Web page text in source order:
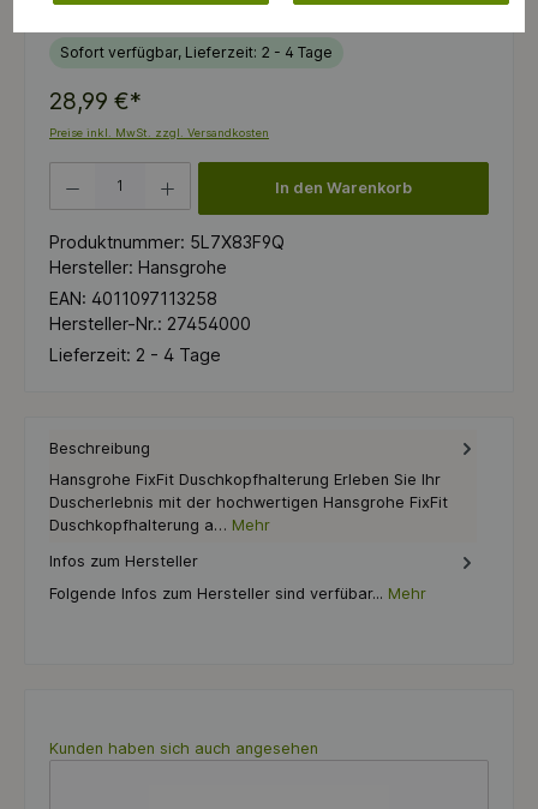
Sofort verfügbar, Lieferzeit: 2 - 4 Tage
28,99 €*
Preise inkl. MwSt. zzgl. Versandkosten
In den Warenkorb
Produktnummer: 5L7X83F9Q
Hersteller: Hansgrohe
EAN: 4011097113258
Hersteller-Nr.: 27454000
Lieferzeit: 2 - 4 Tage
Beschreibung
Hansgrohe FixFit Duschkopfhalterung Erleben Sie Ihr
Duscherlebnis mit der hochwertigen Hansgrohe FixFit
Duschkopfhalterung a… Mehr
Infos zum Hersteller
Folgende Infos zum Hersteller sind verfübar... Mehr
Produktgalerie überspringen
Kunden haben sich auch angesehen